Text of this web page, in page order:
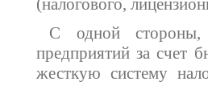
(налогового,
С одной стороны,
предприятий за счет
жесткую систему